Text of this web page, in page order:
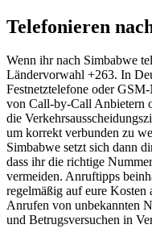
Telefonieren
Wenn ihr nach Simbabwe
Ländervorwahl +263. In
Festnetztelefone oder
von Call-by-Call Anbietern
die
um korrekt verbunden zu
Simbabwe setzt sich dann
dass ihr die richtige
vermeiden. Anruftipps
regelmäßig auf eure Kosten
Anrufen von unbekannten
und Betrugsversuchen in